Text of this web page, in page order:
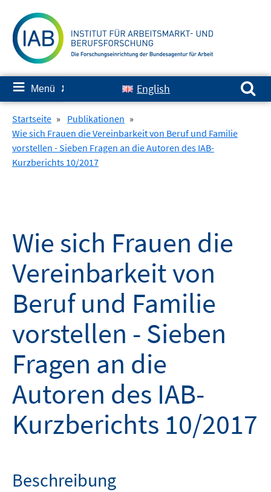
zum
Inhalt
≡ Menü ✘ English
Suchen nach:
Startseite » Publikationen »
Wie sich Frauen die Vereinbarkeit von Beruf und Familie
vorstellen - Sieben Fragen an die Autoren des IAB-
Kurzberichts 10/2017
Wie sich Frauen die
Vereinbarkeit von
Beruf und Familie
vorstellen - Sieben
Fragen an die
Autoren des IAB-
Kurzberichts 10/2017
Beschreibung